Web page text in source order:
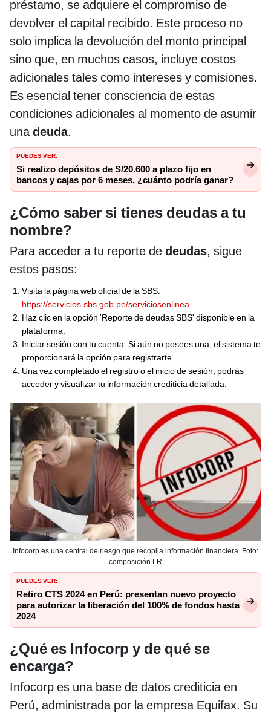
préstamo, se adquiere el compromiso de
devolver el capital recibido. Este proceso no
solo implica la devolución del monto principal
sino que, en muchos casos, incluye costos
adicionales tales como intereses y comisiones.
Es esencial tener consciencia de estas
condiciones adicionales al momento de asumir
una deuda.
PUEDES VER:
Si realizo depósitos de S/20.600 a plazo fijo en
bancos y cajas por 6 meses, ¿cuánto podría ganar?
¿Cómo saber si tienes deudas a tu
nombre?
Para acceder a tu reporte de deudas, sigue
estos pasos:
Visita la página web oficial de la SBS:
https://servicios.sbs.gob.pe/serviciosenlinea
Haz clic en la opción 'Reporte de deudas SBS' disponible en la
plataforma.
Iniciar sesión con tu cuenta. Si aún no posees una, el sistema te
proporcionará la opción para registrarte.
Una vez completado el registro o el inicio de sesión, podrás
acceder y visualizar tu información crediticia detallada.
Infocorp es una central de riesgo que recopila información financiera. Foto:
composición LR
PUEDES VER:
Retiro CTS 2024 en Perú: presentan nuevo proyecto
para autorizar la liberación del 100% de fondos hasta
2024
¿Qué es Infocorp y de qué se
encarga?
Infocorp es una base de datos crediticia en
Perú, administrada por la empresa Equifax. Su